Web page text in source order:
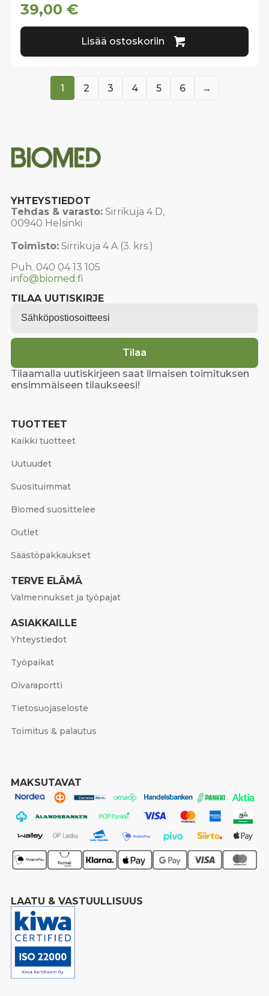
39,00€
Lisää ostoskoriin
1 2 3 4 5 6 →
YHTEYSTIEDOT
Tehdas & varasto:Sirrikuja 4 D,
00940 Helsinki
Toimisto:Sirrikuja 4 A (3. krs.)
Puh. 040 04 13 105
info@biomed.fi
TILAA UUTISKIRJE
Tilaa
Tilaamalla uutiskirjeen saat ilmaisen toimituksen
ensimmäiseen tilaukseesi!
TUOTTEET
Kaikki tuotteet
Uutuudet
Suosituimmat
Biomed suosittelee
Outlet
Säästöpakkaukset
TERVE ELÄMÄ
Valmennukset ja työpajat
ASIAKKAILLE
Yhteystiedot
Työpaikat
Oivaraportti
Tietosuojaseloste
Toimitus & palautus
MAKSUTAVAT
LAATU & VASTUULLISUUS